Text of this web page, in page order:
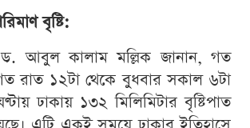
বৃষ্টি:
ড. আবুল কালাম মল্লিক জানান, গত
রাত ১২টা থেকে বুধবার সকাল ৬টা
ঢাকায় ১৩২ মিলিমিটার বৃষ্টিপাত